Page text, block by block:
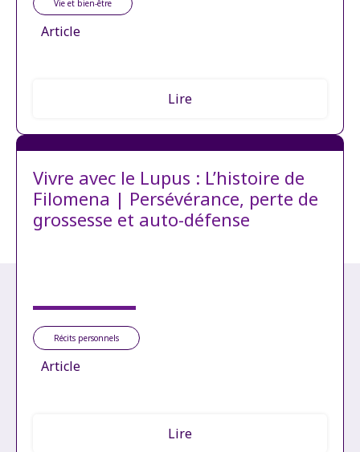
Vie et bien-être
Article
Lire
Vivre avec le Lupus : L’histoire de
Filomena | Persévérance, perte de
grossesse et auto-défense
Récits personnels
Article
Lire